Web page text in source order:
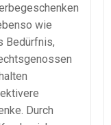
wie
Bedürfnis,
Durch